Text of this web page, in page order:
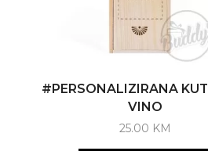
#PERSONALIZIRANA
VINO
25.00 KM